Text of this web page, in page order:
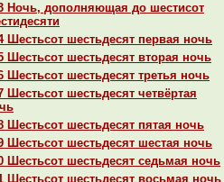
Ночь, дополняющая до шестисот
Шестьсот шестьдесят первая ночь
Шестьсот шестьдесят втоpaя ночь
Шестьсот шестьдесят третья ночь
Шестьсот шестьдесят четвёртая
Шестьсот шестьдесят пятая ночь
Шестьсот шестьдесят шестая ночь
Шестьсот шестьдесят седьмая ночь
Шестьсот шестьдесят восьмая ночь